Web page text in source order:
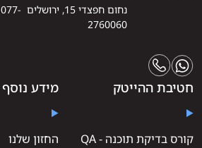
נחום חפצדי 15, ירושלים 077-
2760060
חטיבת ההייטק
קורס בדיקת תוכנה - QA
מידע נוסף
החזון שלנו